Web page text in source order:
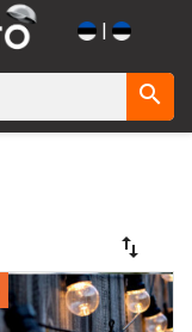
|
search
swap_vert